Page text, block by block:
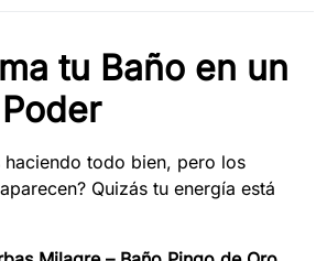
tu Baño en un
haciendo todo bien, pero los
Quizás tu energía está